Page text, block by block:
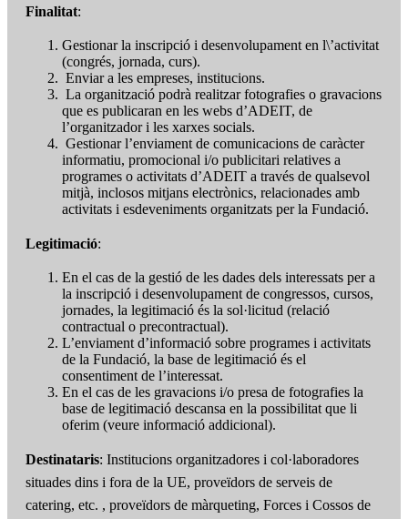
Finalitat:
Gestionar la inscripció i desenvolupament en l\’activitat
(congrés, jornada, curs).
Enviar a les empreses, institucions.
La organització podrà realitzar fotografies o gravacions
que es publicaran en les webs d’ADEIT, de
l’organitzador i les xarxes socials.
Gestionar l’enviament de comunicacions de caràcter
informatiu, promocional i/o publicitari relatives a
programes o activitats d’ADEIT a través de qualsevol
mitjà, inclosos mitjans electrònics, relacionades amb
activitats i esdeveniments organitzats per la Fundació.
Legitimació:
En el cas de la gestió de les dades dels interessats per a
la inscripció i desenvolupament de congressos, cursos,
jornades, la legitimació és la sol·licitud (relació
contractual o precontractual).
L’enviament d’informació sobre programes i activitats
de la Fundació, la base de legitimació és el
consentiment de l’interessat.
En el cas de les gravacions i/o presa de fotografies la
base de legitimació descansa en la possibilitat que li
oferim (veure informació addicional).
Destinataris: Institucions organitzadores i col·laboradores
situades dins i fora de la UE, proveïdors de serveis de
catering, etc. , proveïdors de màrqueting, Forces i Cossos de